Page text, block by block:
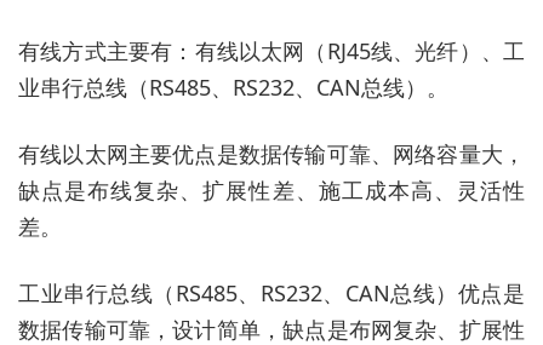
有线方式主要有：有线以太网（RJ45线、光纤）、工
业串行总线（RS485、RS232、CAN总线）。
有线以太网主要优点是数据传输可靠、网络容量大，
缺点是布线复杂、扩展性差、施工成本高、灵活性
差。
工业串行总线（RS485、RS232、CAN总线）优点是
数据传输可靠，设计简单，缺点是布网复杂、扩展性